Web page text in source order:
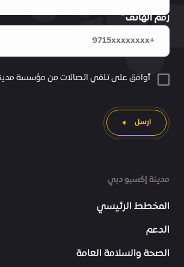
مدينة إكسبو دبي
المخطط الرئيسي
الدعم
الصحة والسلامة العامة
رقم الهاتف
أوافق على تلقي اتصالات من مؤسسة
ارسل